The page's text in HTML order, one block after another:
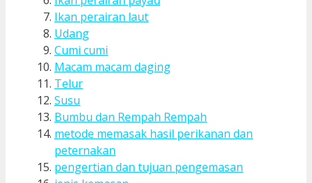
Ikan perairan laut
Udang
Cumi cumi
Macam macam daging
Telur
Susu
Bumbu dan Rempah Rempah
metode memasak hasil perikanan dan
peternakan
pengertian dan tujuan pengemasan